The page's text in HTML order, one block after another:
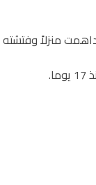
منزلاً